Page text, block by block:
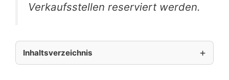
Verkaufsstellen reserviert werden.
Inhaltsverzeichnis